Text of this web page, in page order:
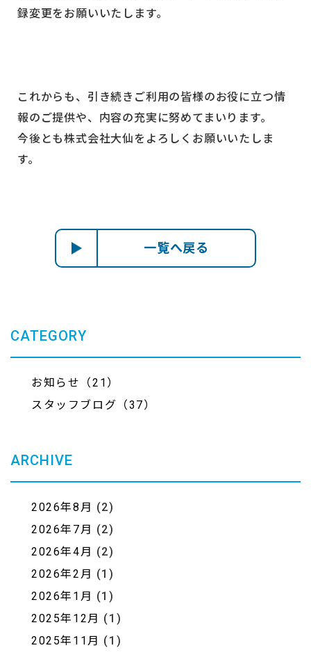
録変更をお願いいたします。
これからも、引き続きご利用の皆様のお役に立つ情
報のご提供や、内容の充実に努めてまいります。
今後とも株式会社大仙をよろしくお願いいたしま
す。
一覧へ戻る
CATEGORY
お知らせ（21）
スタッフブログ（37）
ARCHIVE
2026年8月 (2)
2026年7月 (2)
2026年4月 (2)
2026年2月 (1)
2026年1月 (1)
2025年12月 (1)
2025年11月 (1)